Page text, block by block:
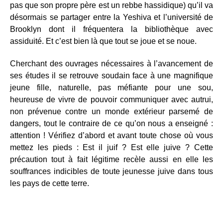
pas que son propre père est un rebbe hassidique) qu’il va
désormais se partager entre la Yeshiva et l’université de
Brooklyn dont il fréquentera la bibliothèque avec
assiduité. Et c’est bien là que tout se joue et se noue.
Cherchant des ouvrages nécessaires à l’avancement de
ses études il se retrouve soudain face à une magnifique
jeune fille, naturelle, pas méfiante pour une sou,
heureuse de vivre de pouvoir communiquer avec autrui,
non prévenue contre un monde extérieur parsemé de
dangers, tout le contraire de ce qu’on nous a enseigné :
attention ! Vérifiez d’abord et avant toute chose où vous
mettez les pieds : Est il juif ? Est elle juive ? Cette
précaution tout à fait légitime recèle aussi en elle les
souffrances indicibles de toute jeunesse juive dans tous
les pays de cette terre.